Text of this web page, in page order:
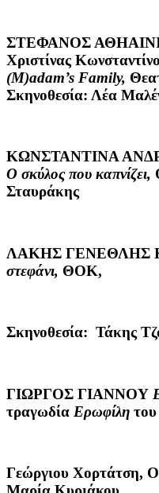
ΣΤΕΦΑΝΟΣ
Χριστίνας
(M)adam’s Family,
Σκηνοθεσία: Λέα
ΚΩΝΣΤΑΝΤΙΝΑ
Ο σκύλος που καπνίζει,
Σταυράκης
ΛΑΚΗΣ ΓΕΝΕΘΛΗΣ
στεφάνι, ΘΟΚ,
Σκηνοθεσία: Τάκης
ΓΙΩΡΓΟΣ ΓΙΑΝΝΟΥ
τραγωδία Ερωφίλη του
Γεώργιου Χορτάτση,